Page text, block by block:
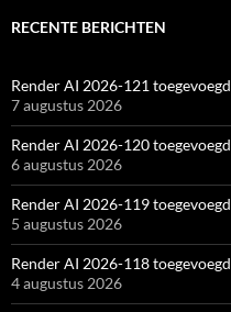
RECENTE BERICHTEN
Render AI 2026-121 toegevoegd
7 augustus 2026
Render AI 2026-120 toegevoegd
6 augustus 2026
Render AI 2026-119 toegevoegd
5 augustus 2026
Render AI 2026-118 toegevoegd
4 augustus 2026